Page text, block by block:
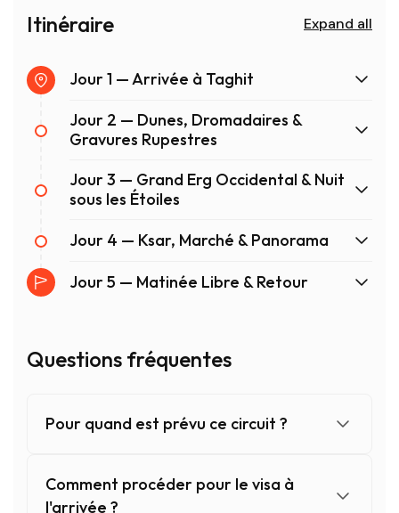
Itinéraire Expand all
Jour 1 — Arrivée à Taghit
Jour 2 — Dunes, Dromadaires &
Gravures Rupestres
Jour 3 — Grand Erg Occidental & Nuit
sous les Étoiles
Jour 4 — Ksar, Marché & Panorama
Jour 5 — Matinée Libre & Retour
Questions fréquentes
Pour quand est prévu ce circuit ?
Comment procéder pour le visa à
l'arrivée ?